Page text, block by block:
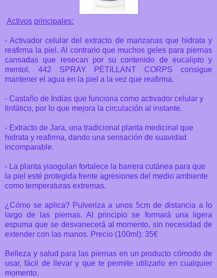
Activos principales:
- Activador celular del extracto de manzanas que hidrata y
reafirma la piel. Al contrario que muchos geles para piernas
cansadas que resecan por su contenido de eucalipto y
mentol, 442 SPRAY PÉTILLANT CORPS consigue
mantener el agua en la piel a la vez que reafirma.
- Castaño de Indias que funciona como activador celular y
linfático, por lo que mejora la circulación al instante.
- Extracto de Jara, una tradicional planta medicinal que
hidrata y reafirma, dando una sensación de suavidad
incomparable.
- La planta yiaogulan fortalece la barrera cutánea para que
la piel esté protegida frente agresiones del medio ambiente
como temperaturas extremas.
¿Cómo se aplica? Pulveriza a unos 5cm de distancia a lo
largo de las piernas. Al principio se formará una ligera
espuma que se desvanecerá al momento, sin necesidad de
extender con las manos. Precio (100ml): 35€
Belleza y salud para las piernas en un producto cómodo de
usar, fácil de llevar y que te permite utilizarlo en cualquier
momento.